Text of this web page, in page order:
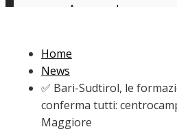
Amarcord
Giovanili
Le pagelle
Interviste
Focus
Calciomercato
Home
News
✅ Bari-Sudtirol, le
conferma tutti:
Maggiore